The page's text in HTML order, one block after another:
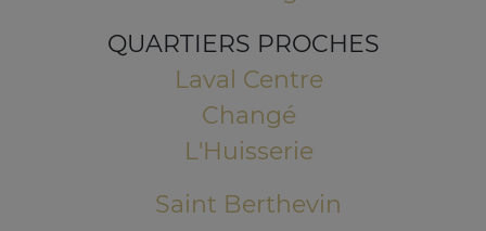
QUARTIERS PROCHES
Laval Centre
Changé
L'Huisserie
Saint Berthevin